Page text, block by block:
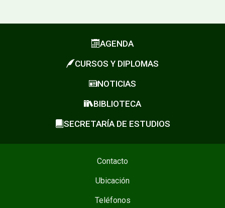
AGENDA
CURSOS Y DIPLOMAS
NOTICIAS
BIBLIOTECA
SECRETARÍA DE ESTUDIOS
Contacto
Ubicación
Teléfonos